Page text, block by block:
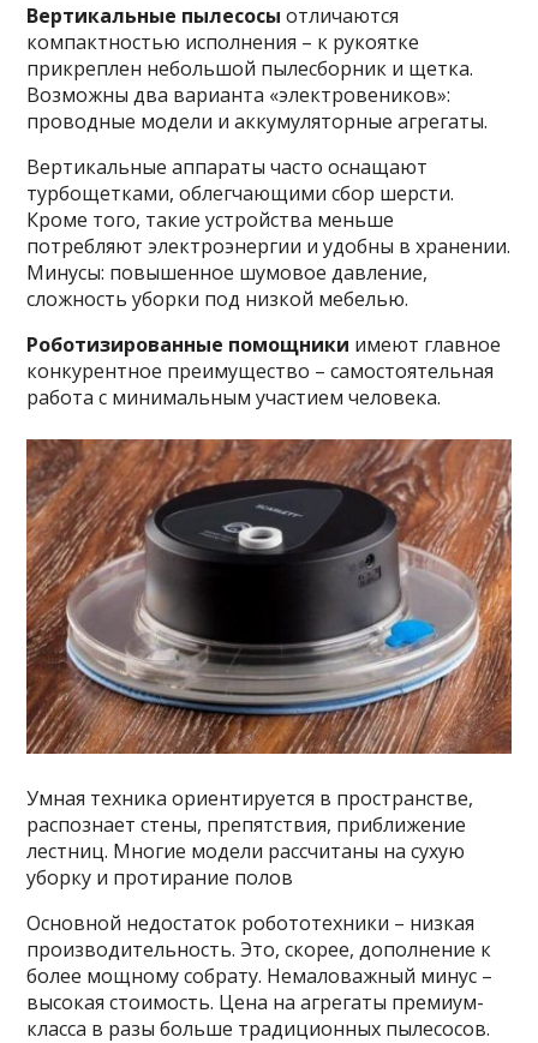
Вертикальные пылесосы отличаются
компактностью исполнения – к рукоятке
прикреплен небольшой пылесборник и щетка.
Возможны два варианта «электровеников»:
проводные модели и аккумуляторные агрегаты.
Вертикальные аппараты часто оснащают
турбощетками, облегчающими сбор шерсти.
Кроме того, такие устройства меньше
потребляют электроэнергии и удобны в хранении.
Минусы: повышенное шумовое давление,
сложность уборки под низкой мебелью.
Роботизированные помощники имеют главное
конкурентное преимущество – самостоятельная
работа с минимальным участием человека.
Умная техника ориентируется в пространстве,
распознает стены, препятствия, приближение
лестниц. Многие модели рассчитаны на сухую
уборку и протирание полов
Основной недостаток робототехники – низкая
производительность. Это, скорее, дополнение к
более мощному собрату. Немаловажный минус –
высокая стоимость. Цена на агрегаты премиум-
класса в разы больше традиционных пылесосов.